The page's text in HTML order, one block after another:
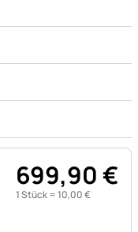
699,90€
1 Stück =10,00€